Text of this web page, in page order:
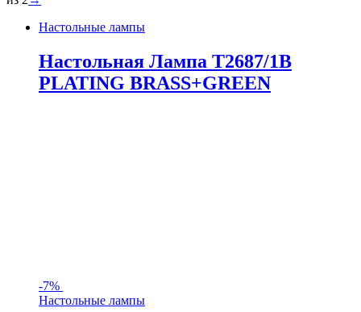
Настольные лампы
Настольная Лампа T2687/1B
PLATING BRASS+GREEN
-7%
Настольные лампы